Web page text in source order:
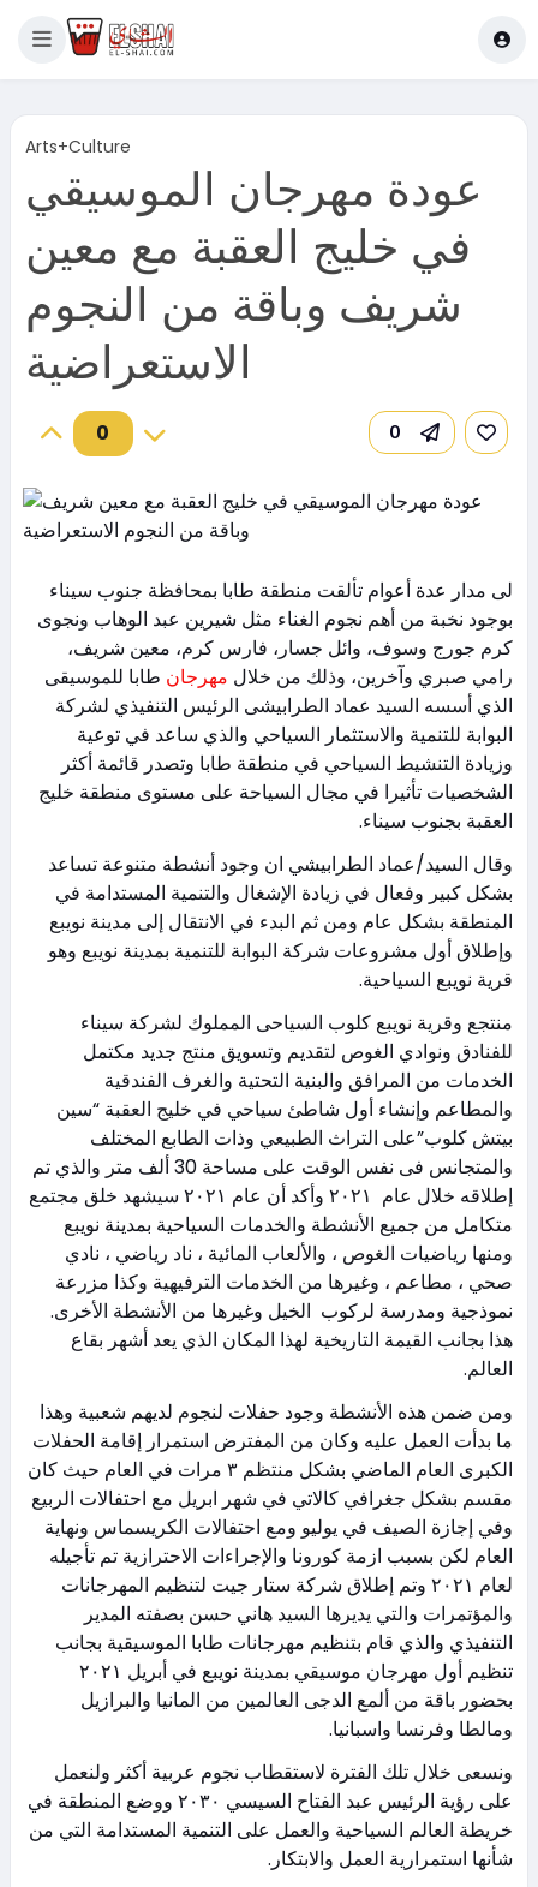
Arts+Culture
عودة مهرجان الموسيقي
في خليج العقبة مع معين
شريف وباقة من النجوم
الاستعراضية
0 0
لى مدار عدة أعوام تألقت منطقة طابا بمحافظة جنوب سيناء
بوجود نخبة من أهم نجوم الغناء مثل شيرين عبد الوهاب ونجوى
كرم جورج وسوف، وائل جسار، فارس كرم، معين شريف،
رامي صبري وآخرين، وذلك من خلال مهرجان طابا للموسيقى
الذي أسسه السيد عماد الطرابيشى الرئيس التنفيذي لشركة
البوابة للتنمية والاستثمار السياحي والذي ساعد في توعية
وزيادة التنشيط السياحي في منطقة طابا وتصدر قائمة أكثر
الشخصيات تأثيرا في مجال السياحة على مستوى منطقة خليج
العقبة بجنوب سيناء.
وقال السيد/عماد الطرابيشي ان وجود أنشطة متنوعة تساعد
بشكل كبير وفعال في زيادة الإشغال والتنمية المستدامة في
المنطقة بشكل عام ومن ثم البدء في الانتقال إلى مدينة نويبع
وإطلاق أول مشروعات شركة البوابة للتنمية بمدينة نويبع وهو
قرية نويبع السياحية.
منتجع وقرية نويبع كلوب السياحى المملوك لشركة سيناء
للفنادق ونوادي الغوص لتقديم وتسويق منتج جديد مكتمل
الخدمات من المرافق والبنية التحتية والغرف الفندقية
والمطاعم وإنشاء أول شاطئ سياحي في خليج العقبة “سين
بيتش كلوب”على التراث الطبيعي وذات الطابع المختلف
والمتجانس فى نفس الوقت على مساحة 30 ألف متر والذي تم
إطلاقه خلال عام ٢٠٢١ وأكد أن عام ٢٠٢١ سيشهد خلق مجتمع
متكامل من جميع الأنشطة والخدمات السياحية بمدينة نويبع
ومنها رياضيات الغوص ، والألعاب المائية ، ناد رياضي ، نادي
صحي ، مطاعم ، وغيرها من الخدمات الترفيهية وكذا مزرعة
نموذجية ومدرسة لركوب الخيل وغيرها من الأنشطة الأخرى.
هذا بجانب القيمة التاريخية لهذا المكان الذي يعد أشهر بقاع
العالم.
ومن ضمن هذه الأنشطة وجود حفلات لنجوم لديهم شعبية وهذا
ما بدأت العمل عليه وكان من المفترض استمرار إقامة الحفلات
الكبرى العام الماضي بشكل منتظم ٣ مرات في العام حيث كان
مقسم بشكل جغرافي كالاتي في شهر ابريل مع احتفالات الربيع
وفي إجازة الصيف في يوليو ومع احتفالات الكريسماس ونهاية
العام لكن بسبب ازمة كورونا والإجراءات الاحترازية تم تأجيله
لعام ٢٠٢١ وتم إطلاق شركة ستار جيت لتنظيم المهرجانات
والمؤتمرات والتي يديرها السيد هاني حسن بصفته المدير
التنفيذي والذي قام بتنظيم مهرجانات طابا الموسيقية بجانب
تنظيم أول مهرجان موسيقي بمدينة نويبع في أبريل ٢٠٢١
بحضور باقة من ألمع الدجى العالمين من المانيا والبرازيل
ومالطا وفرنسا واسبانيا.
ونسعى خلال تلك الفترة لاستقطاب نجوم عربية أكثر ولنعمل
على رؤية الرئيس عبد الفتاح السيسي ٢٠٣٠ ووضع المنطقة في
خريطة العالم السياحية والعمل على التنمية المستدامة التي من
شأنها استمرارية العمل والابتكار.